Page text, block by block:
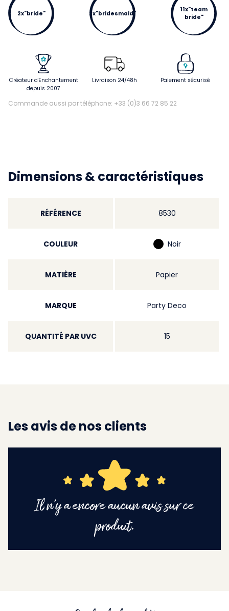
2x"bride" 2x"bridesmaid"
11x"team
bride"
Créateur d'Enchantement
depuis 2007
Livraison 24/48h Paiement sécurisé
Commande aussi par téléphone: +33 (0)3 66 72 85 22
Dimensions & caractéristiques
RÉFÉRENCE 8530
COULEUR Noir
MATIÈRE Papier
MARQUE Party Deco
QUANTITÉ PAR UVC 15
Les avis de nos clients
Il n'y a encore aucun avis sur ce
produit.